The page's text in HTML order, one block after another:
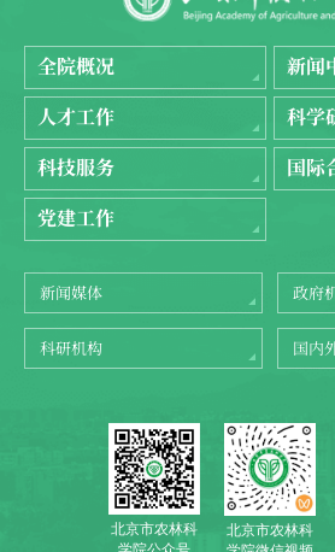
全院概况
新闻
人才工作
科学
科技服务
国际
党建工作
新闻媒体 政府
科研机构 国内
北京市农林科
北京市农林科